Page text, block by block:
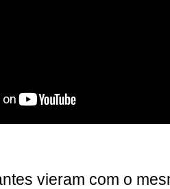
vieram com o